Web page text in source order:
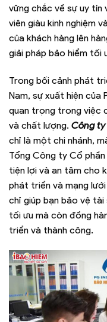
vững chắc về sự uy tín
viên giàu kinh nghiệm
của khách hàng lên
giải pháp bảo hiểm tối
Trong bối cảnh phát
Nam, sự xuất hiện của
quan trọng trong việc
và chất lượng. Công ty
chỉ là một chi nhánh,
Tổng Công ty Cổ phần
tiện lợi và an tâm cho
phát triển và mạng lưới
chỉ giúp bạn bảo vệ
tối ưu mà còn đồng
triển và thành công.